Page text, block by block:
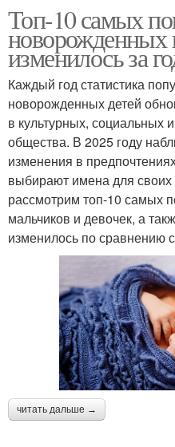
Топ-10 самых
новорожденных
изменилось за
Каждый год статистика
новорожденных детей
в культурных, социальных
общества. В 2025 году
изменения в
выбирают имена для своих
рассмотрим топ-10 самых
мальчиков и девочек, а
изменилось по сравнению
читать дальше →